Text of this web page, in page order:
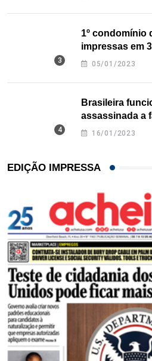
1º condomínio
impressas em
Texas
05/01/2023
Brasileira
assassinada a
16/01/2023
EDIÇÃO IMPRESSA